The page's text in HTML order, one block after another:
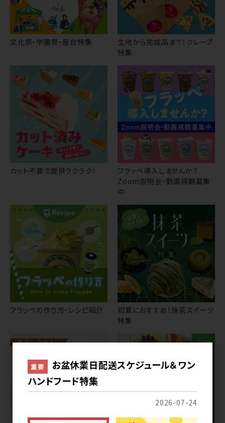
文化祭・学園祭・屋台特集
生地から完成品まで！クレープ
特集
カット不要で提供ラクラク！
フラッペ導入しませんか？
Zoom説明会・動画視聴募集
中
フラッペの作り方・レシピ紹介
初夏におすすめ！抹茶スイーツ
特集
重要
お盆休業日配送スケジュール＆ワン
ハンドフード特集
2026-07-24